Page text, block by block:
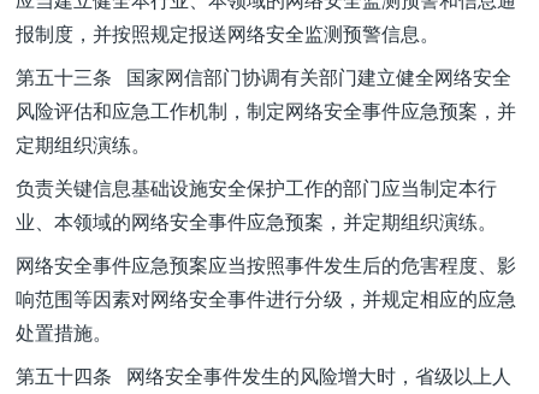
报制度，并按照规定报送网络安全监测预警信息。
第五十三条 国家网信部门协调有关部门建立健全网络安全
风险评估和应急工作机制，制定网络安全事件应急预案，并
定期组织演练。
负责关键信息基础设施安全保护工作的部门应当制定本行
业、本领域的网络安全事件应急预案，并定期组织演练。
网络安全事件应急预案应当按照事件发生后的危害程度、影
响范围等因素对网络安全事件进行分级，并规定相应的应急
处置措施。
第五十四条 网络安全事件发生的风险增大时，省级以上人